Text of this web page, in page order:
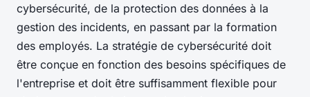
cybersécurité, de la protection des données à la
gestion des incidents, en passant par la formation
des employés. La stratégie de cybersécurité doit
être conçue en fonction des besoins spécifiques de
l'entreprise et doit être suffisamment flexible pour